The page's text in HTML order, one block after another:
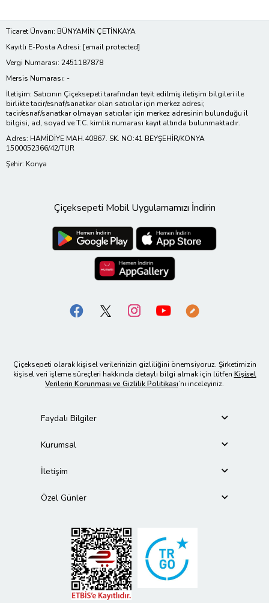
Ticaret Ünvanı: BÜNYAMİN ÇETİNKAYA
Kayıtlı E-Posta Adresi: [email protected]
Vergi Numarası: 2451187878
Mersis Numarası: -
İletişim: Satıcının Çiçeksepeti tarafından teyit edilmiş iletişim bilgileri ile
birlikte tacir/esnaf/sanatkar olan satıcılar için merkez adresi;
tacir/esnaf/sanatkar olmayan satıcılar için merkez adresinin bulunduğu il
bilgisi, ad, soyad ve T.C. kimlik numarası kayıt altında bulunmaktadır.
Adres: HAMİDİYE MAH.40867. SK. NO:41 BEYŞEHİR/KONYA
1500052366/42/TUR
Şehir: Konya
Çiçeksepeti Mobil Uygulamamızı İndirin
Çiçeksepeti olarak kişisel verilerinizin gizliliğini önemsiyoruz. Şirketimizin
kişisel veri işleme süreçleri hakkında detaylı bilgi almak için lütfen Kişisel
Verilerin Korunması ve Gizlilik Politikası’nı inceleyiniz.
Faydalı Bilgiler
Kurumsal
İletişim
Özel Günler